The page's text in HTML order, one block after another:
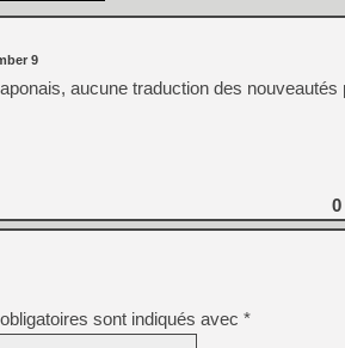
[GK] Agenda - GeForce
[GK] Devolver Digital en a
[LS] [PS5] ps5-y2jb-
[GK] Pourquoi Marvel
[GK] Test : Restory : Chill
[GK] GTA 6 : Rockstar
[GK] Hot Wheels Infinite
[GK] Mémoire cash -
[GK] Résultats Nintendo :
[GK] Déjà des
[Mo5] Brickboy cherche à
[GK] Minecraft et ses «
9
aucune traduction des nouveautés
0
sont indiqués avec *